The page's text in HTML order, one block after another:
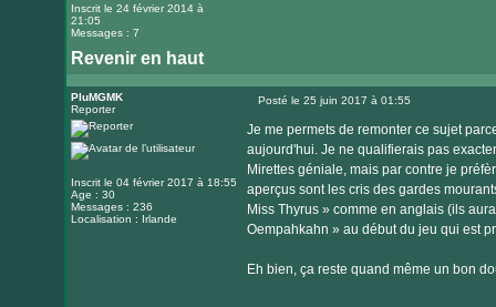
Inscrit le 24 février 2014 à
21:05
Messages : 7
Revenir en haut
PluMGMK
Reporter
Inscrit le 04 février 2017 à 18:55
Age : 30
Messages : 236
Localisation : Irlande
Posté le 25 juin 2017 à 01:55
Je me permets de remonter ce sujet
aujourd'hui. Je ne qualifierais pas
Mirettes géniale, mais par contre je
aperçus sont les cris des gardes
Miss Thyrus » comme en anglais (ils
Oempahkahn » au début du jeu qui est
Eh bien, ça reste quand même un bon